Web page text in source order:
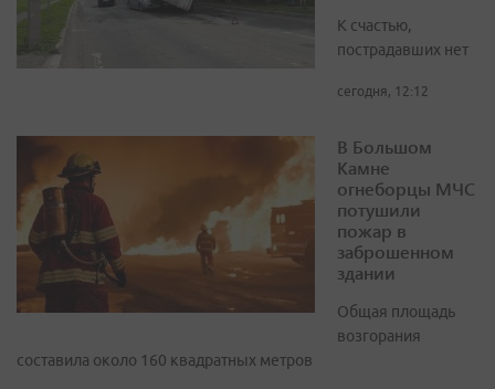
К счастью,
пострадавших нет
сегодня, 12:12
В Большом
Камне
огнеборцы МЧС
потушили
пожар в
заброшенном
здании
Общая площадь
возгорания
составила около 160 квадратных метров